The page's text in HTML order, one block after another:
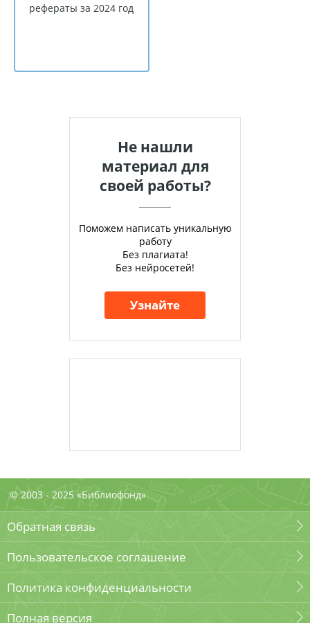
рефераты за 2024 год
Не нашли
материал для
своей работы?
Поможем написать уникальную
работу
Без плагиата!
Без нейросетей!
Узнайте
© 2003 - 2025 «Библиофонд»
Обратная связь
Пользовательское соглашение
Политика конфиденциальности
Полная версия